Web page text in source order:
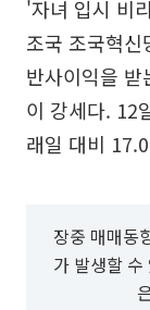
'자녀 입시 비
조국 조국혁
반사이익을
이 강세다. 12
래일 대비
장중 매매동
가 발생할